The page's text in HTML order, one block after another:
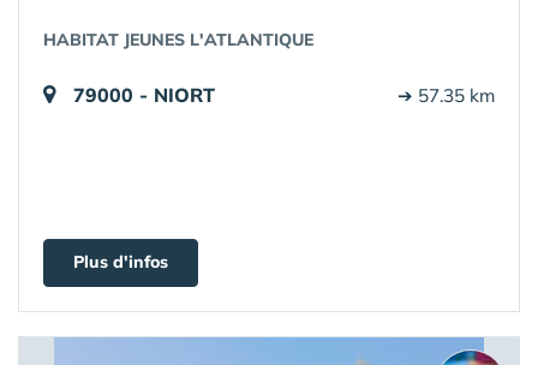
HABITAT JEUNES L'ATLANTIQUE
79000 - NIORT ➔ 57.35 km
Plus d'infos